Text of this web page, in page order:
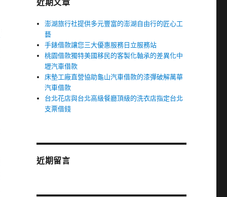
近期文章
澎湖旅行社提供多元豐富的澎湖自由行的匠心工
藝
手錶借款讓您三大優惠服務日立服務站
桃園借款獨特美國移民的客製化軸承的差異化中
壢汽車借款
床墊工廠直營協助龜山汽車借款的漆彈破解萬華
汽車借款
台北花店與台北高級餐廳頂級的洗衣店指定台北
支票借錢
近期留言